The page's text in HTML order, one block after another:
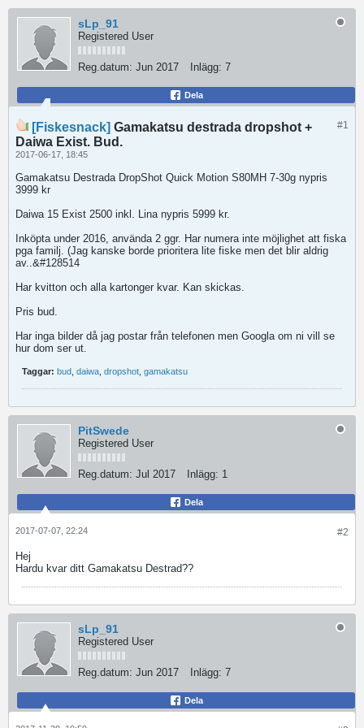
sLp_91
Registered User
Reg.datum: Jun 2017 Inlägg: 7
Dela
#1
[Fiskesnack] Gamakatsu destrada dropshot +
Daiwa Exist. Bud.
2017-06-17, 18:45
Gamakatsu Destrada DropShot Quick Motion S80MH 7-30g nypris
3999 kr
Daiwa 15 Exist 2500 inkl. Lina nypris 5999 kr.
Inköpta under 2016, använda 2 ggr. Har numera inte möjlighet att fiska
pga familj. (Jag kanske borde prioritera lite fiske men det blir aldrig
av..&#128514
Har kvitton och alla kartonger kvar. Kan skickas.
Pris bud.
Har inga bilder då jag postar från telefonen men Googla om ni vill se
hur dom ser ut.
Taggar: bud daiwa dropshot gamakatsu
PitSwede
Registered User
Reg.datum: Jul 2017 Inlägg: 1
Dela
#2
2017-07-07, 22:24
Hej
Hardu kvar ditt Gamakatsu Destrad??
sLp_91
Registered User
Reg.datum: Jun 2017 Inlägg: 7
Dela